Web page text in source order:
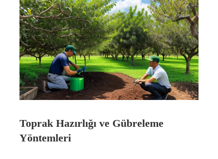
Toprak Hazırlığı ve Gübreleme
Yöntemleri